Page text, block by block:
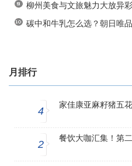
柳州美食与文旅魅力大放异
碳中和牛乳怎么选？朝日唯
月排行
4
家佳康亚麻籽猪五
2
餐饮大咖汇集！第